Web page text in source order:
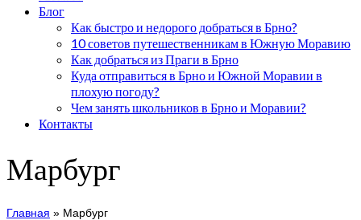
Блог
Как быстро и недорого добраться в Брно?
10 советов путешественникам в Южную Моравию
Как добраться из Праги в Брно
Куда отправиться в Брно и Южной Моравии в
плохую погоду?
Чем занять школьников в Брно и Моравии?
Контакты
Марбург
Главная » Марбург